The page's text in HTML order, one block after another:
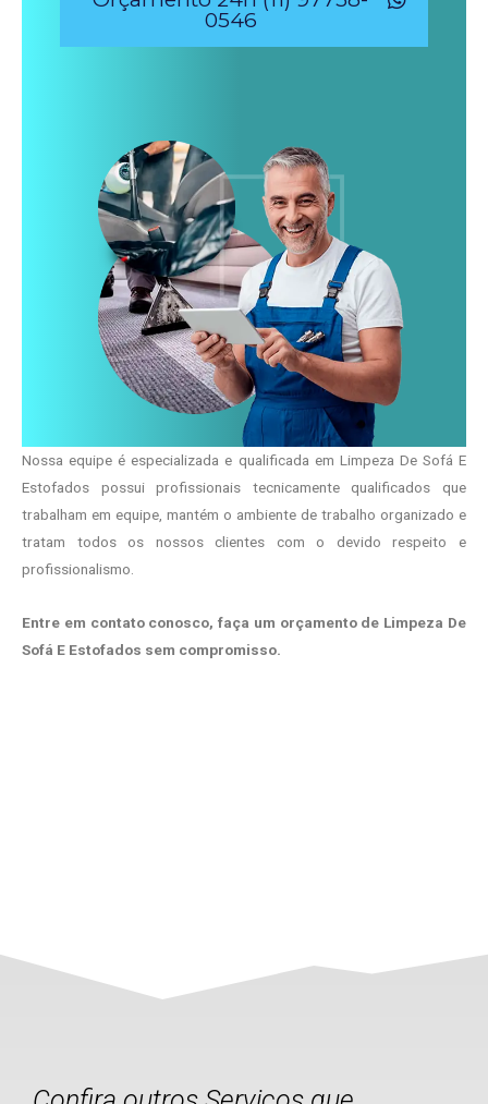
0546
Nossa equipe é especializada e qualificada em Limpeza De Sofá E
Estofados possui profissionais tecnicamente qualificados que
trabalham em equipe, mantém o ambiente de trabalho organizado e
tratam todos os nossos clientes com o devido respeito e
profissionalismo.
Entre em contato conosco, faça um orçamento de Limpeza De
Sofá E Estofados sem compromisso.